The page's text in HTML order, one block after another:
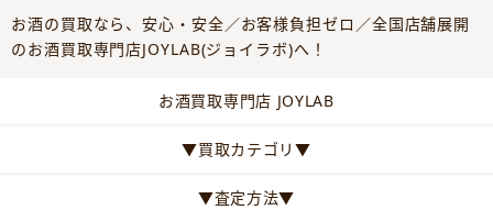
お酒の買取なら、安心・安全／お客様負担ゼロ／全国店舗展開
のお酒買取専門店JOYLAB(ジョイラボ)へ！
お酒買取専門店 JOYLAB
▼買取カテゴリ▼
▼査定方法▼